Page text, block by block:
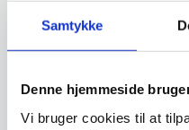
Samtykke
Denne hjemmeside
Vi bruger cookies til at
Leveringsmetode